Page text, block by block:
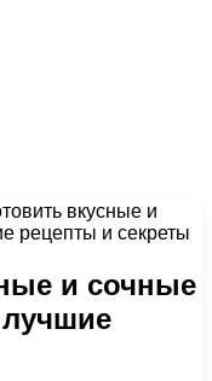
вкусные и
рецепты и секреты
и сочные